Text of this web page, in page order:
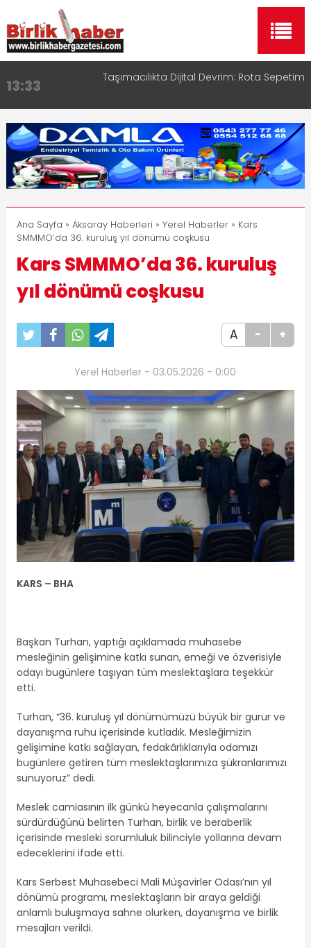
13:33 Taşımacılıkta Dijital Devrim: Rota Sepetim
17:15
Aksaray OSB Bölge Müdürü Makam Koltuğunu
Çocuklara Bıraktı
16:00
Aksaray Esnaf Rehberi ile Google ve Yapay Zeka
Aramalarında Öne Çıkın
8:23 Aksaray Esnaf Rehberi Hizmete Girdi
11:30
Birlikhaber.com Yayın Hayatına Başladı | Hızlı ve
Akıllı Haber Platformu
Ana Sayfa » Aksaray Haberleri » Yerel Haberler» Kars
SMMMO’da 36. kuruluş yıl dönümü coşkusu
Kars SMMMO’da 36. kuruluş
yıl dönümü coşkusu
A - +
Yerel Haberler - 03.05.2026 - 0:00
KARS – BHA
Başkan Turhan, yaptığı açıklamada muhasebe
mesleğinin gelişimine katkı sunan, emeği ve özverisiyle
odayı bugünlere taşıyan tüm meslektaşlara teşekkür
etti.
Turhan, “36. kuruluş yıl dönümümüzü büyük bir gurur ve
dayanışma ruhu içerisinde kutladık. Mesleğimizin
gelişimine katkı sağlayan, fedakârlıklarıyla odamızı
bugünlere getiren tüm meslektaşlarımıza şükranlarımızı
sunuyoruz” dedi.
Meslek camiasının ilk günkü heyecanla çalışmalarını
sürdürdüğünü belirten Turhan, birlik ve beraberlik
içerisinde mesleki sorumluluk bilinciyle yollarına devam
edeceklerini ifade etti.
Kars Serbest Muhasebeci Mali Müşavirler Odası’nın yıl
dönümü programı, meslektaşların bir araya geldiği
anlamlı buluşmaya sahne olurken, dayanışma ve birlik
mesajları verildi.